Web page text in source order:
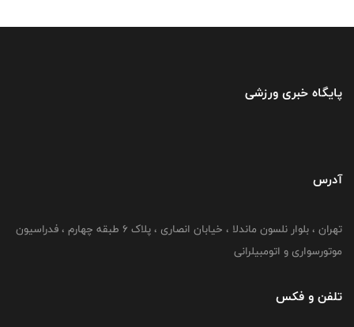
پایگاه خبری ورزشی
آدرس
تهران ، بلوار نلسون ماندلا ، خیابان انصاری ، پلاک ۶ طبقه چهارم ، فدراسیون
موتورسواری و اتومبیلرانی
تلفن و فکس